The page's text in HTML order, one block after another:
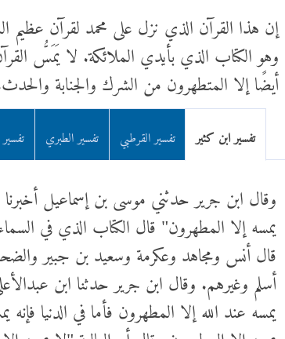
إن هذا القرآن الذي نزل على محمد لقرآن عظيم
وهو الكتاب الذي بأيدي الملائكة. لا يَمَسُّ
أيضًا إلا المتطهرون من الشرك والجنابة
تفسير ابن كثير تفسير القرطبي تفسير الطبري
وقال ابن جرير حدثني موسى بن إسماعيل
يمسه إلا المطهرون" قال الكتاب الذي في
قال أنس ومجاهد وعكرمة وسعيد بن جبير
أسلم وغيرهم. وقال ابن جرير حدثنا ابن
يمسه عند الله إلا المطهرون فأما في الدنيا